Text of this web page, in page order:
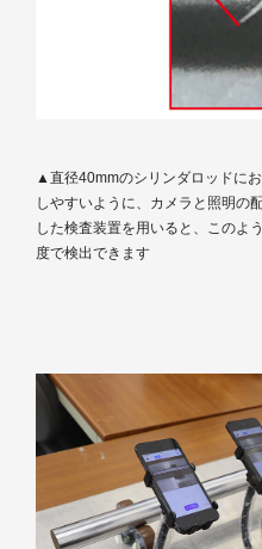
▲直径40mmのシリンダロッドに
しやすいように、カメラと照明の
した検査装置を用いると、このよ
度で検出できます